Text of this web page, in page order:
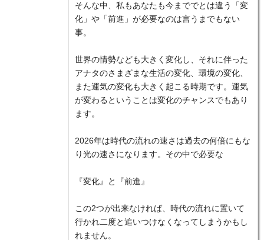
そんな中、私もあなたも今まででとは違う「変
化」や「前進」が必要なのは言うまでもない
事。
世界の情勢なども大きく変化し、それに伴った
アナタのさまざまな生活の変化、環境の変化、
また運気の変化も大きく起こる時期です。運気
が変わるということは変化のチャンスでもあり
ます。
2026年は時代の流れの速さは過去の何倍にもな
り光の速さになります。その中で必要な
『変化』と『前進』
この2つが出来なければ、時代の流れに置いて
行かれ二度と追いつけなくなってしまうかもし
れません。